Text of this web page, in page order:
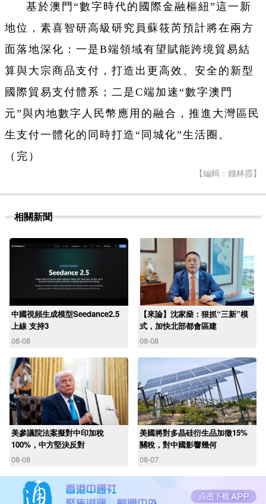
基於澳門“數字時代的國際金融樞紐”這一新
地位，素喜智研高級研究員蘇筱芮預計將在兩方
面落地深化：一是B端領域有望賦能跨境貿易結
算與大宗商品支付，打造出更高效、安全的新型
國際貿易支付體系；二是C端加速“數字澳門
元”與內地數字人民幣應用的融合，推進大灣區民
生支付一體化的同時打造“同城化”生活圈。
（完）
【編輯：錢林霞】
相關新聞
中國視頻生成模型Seedance2.5
上線 支持3
08-08
【來論】沈家燊：狠抓“三新”模
式，加快北部都會區建
08-08
美參議院法案擬對中印加稅
100%，中方堅決反對
08-08
美國將對多晶硅衍生品加徵15%
關稅，對中國影響幾何
08-07